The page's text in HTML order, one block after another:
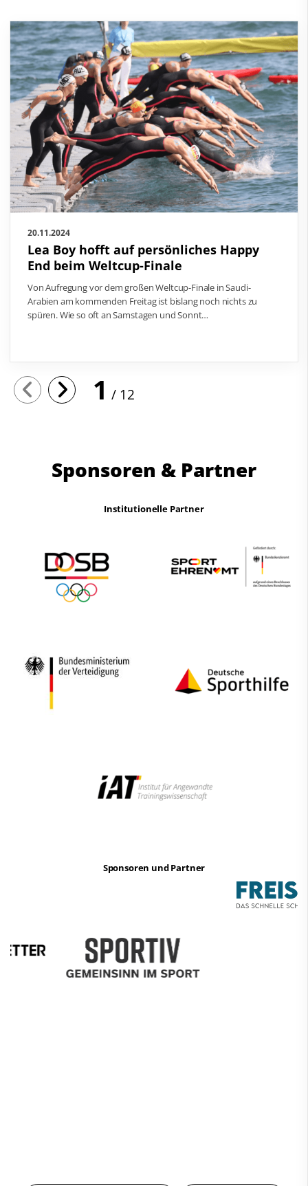
20.11.2024
Lea Boy hofft auf persönliches Happy
End beim Weltcup-Finale
Von Aufregung vor dem großen Weltcup-Finale in Saudi-
Arabien am kommenden Freitag ist bislang noch nichts zu
spüren. Wie so oft an Samstagen und Sonnt…
1 12
Sponsoren & Partner
Institutionelle Partner
Sponsoren und Partner